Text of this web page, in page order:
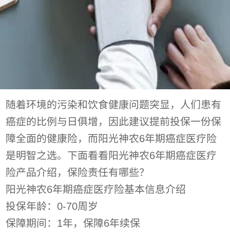
随着环境的污染和饮食健康问题突显，人们患有
癌症的比例与日俱增，因此建议提前投保一份保
障全面的健康险，而阳光神农6年期癌症医疗险
是明智之选。下面看看阳光神农6年期癌症医疗
险产品介绍，保险责任有哪些？
阳光神农6年期癌症医疗险基本信息介绍
投保年龄：0-70周岁
保障期间：1年，保障6年续保